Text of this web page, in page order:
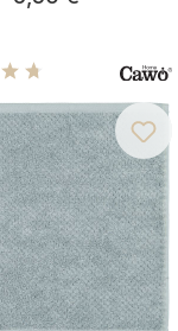
von 5 Sternen